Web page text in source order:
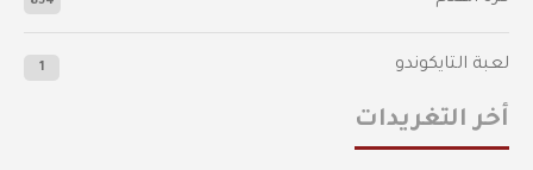
لعبة التايكوندو 1
أخر التغريدات